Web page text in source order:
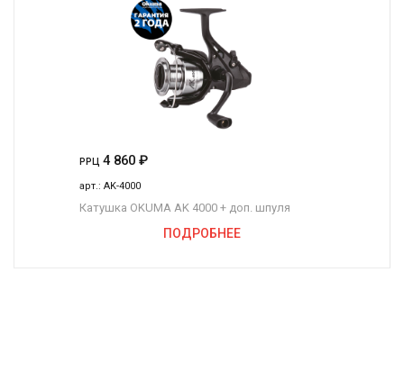
РРЦ 4 860 ₽
арт.: AK-4000
Катушка OKUMA AK 4000 + доп. шпуля
ПОДРОБНЕЕ